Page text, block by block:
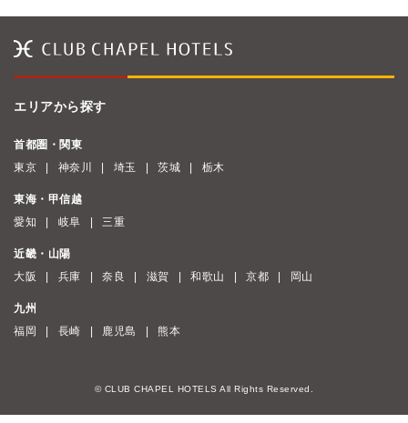
エリアから探す
首都圏・関東
東京
神奈川 埼玉 茨城 栃木
東海・甲信越
愛知
岐阜 三重
近畿・山陽
大阪
兵庫 奈良 滋賀 和歌山 京都 岡山
九州
福岡
長崎 鹿児島 熊本
© CLUB CHAPEL HOTELS All Rights Reserved.